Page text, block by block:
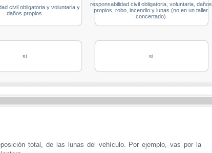
civil obligatoria y voluntaria y
daños propios
responsabilidad civil obligatoria, voluntaria, daños
propios, robo, incendio y lunas (no en un taller
concertado)
si si
total, de las lunas del vehículo. Por ejemplo, vas por la